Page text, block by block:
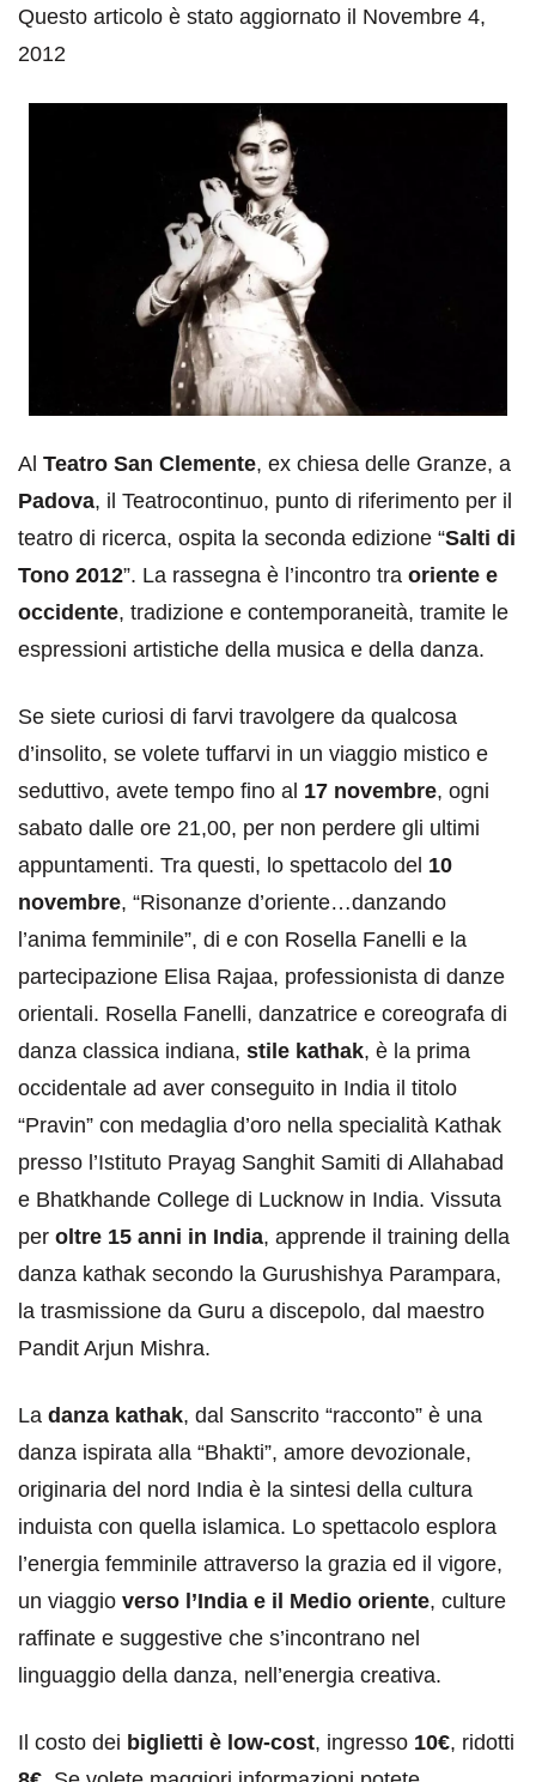
Questo articolo è stato aggiornato il Novembre 4,
2012
Al Teatro San Clemente, ex chiesa delle Granze, a
Padova, il Teatrocontinuo, punto di riferimento per il
teatro di ricerca, ospita la seconda edizione “Salti di
Tono 2012”. La rassegna è l’incontro tra oriente e
occidente, tradizione e contemporaneità, tramite le
espressioni artistiche della musica e della danza.
Se siete curiosi di farvi travolgere da qualcosa
d’insolito, se volete tuffarvi in un viaggio mistico e
seduttivo, avete tempo fino al 17 novembre, ogni
sabato dalle ore 21,00, per non perdere gli ultimi
appuntamenti. Tra questi, lo spettacolo del 10
novembre, “Risonanze d’oriente…danzando
l’anima femminile”, di e con Rosella Fanelli e la
partecipazione Elisa Rajaa, professionista di danze
orientali. Rosella Fanelli, danzatrice e coreografa di
danza classica indiana, stile kathak, è la prima
occidentale ad aver conseguito in India il titolo
“Pravin” con medaglia d’oro nella specialità Kathak
presso l’Istituto Prayag Sanghit Samiti di Allahabad
e Bhatkhande College di Lucknow in India. Vissuta
per oltre 15 anni in India, apprende il training della
danza kathak secondo la Gurushishya Parampara,
la trasmissione da Guru a discepolo, dal maestro
Pandit Arjun Mishra.
La danza kathak, dal Sanscrito “racconto” è una
danza ispirata alla “Bhakti”, amore devozionale,
originaria del nord India è la sintesi della cultura
induista con quella islamica. Lo spettacolo esplora
l’energia femminile attraverso la grazia ed il vigore,
un viaggio verso l’India e il Medio oriente, culture
raffinate e suggestive che s’incontrano nel
linguaggio della danza, nell’energia creativa.
Il costo dei biglietti è low-cost, ingresso 10€, ridotti